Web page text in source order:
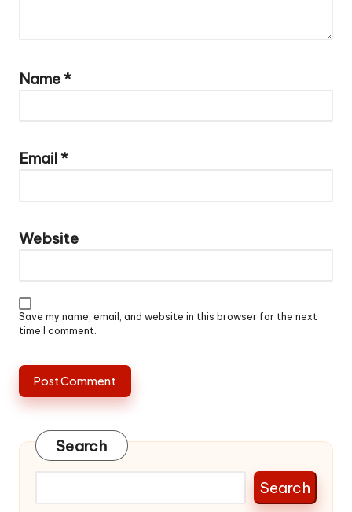
Name*
Email*
Website
Save my name, email, and website in this browser for the next
time I comment.
Search
Search